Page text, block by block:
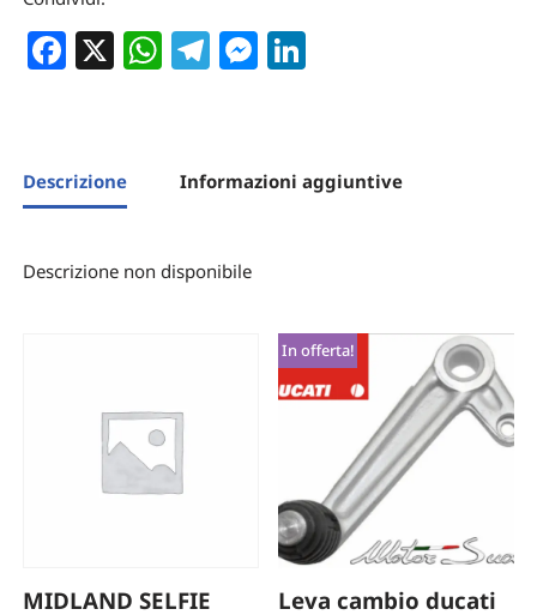
Facebook
X WhatsApp
Telegram
Messenger
Descrizione Informazioni aggiuntive
Descrizione non disponibile
MIDLAND SELFIE
In offerta!
Leva cambio ducati